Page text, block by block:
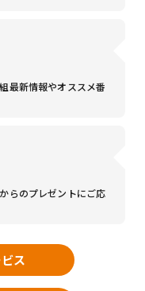
最新情報やオススメ番
らのプレゼントにご応
ス